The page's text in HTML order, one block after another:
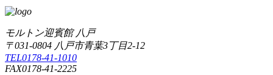
モルトン迎賓館 八戸
〒031-0804 八戸市青葉3丁目2-12
TEL0178-41-1010
FAX0178-41-2225